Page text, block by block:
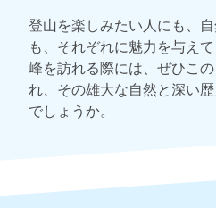
登山を楽しみたい人にも、
も、それぞれに魅力を与え
峰を訪れる際には、ぜひこの
れ、その雄大な自然と深い
でしょうか。